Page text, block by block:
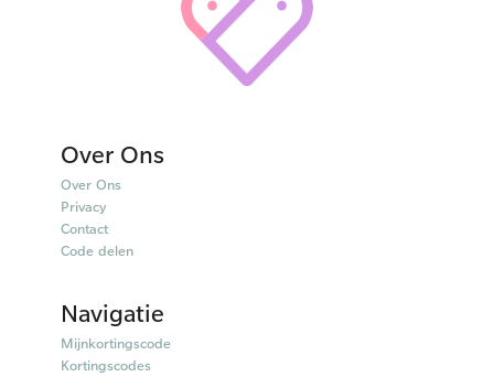
Over Ons
Over Ons
Privacy
Contact
Code delen
Navigatie
Mijnkortingscode
Kortingscodes